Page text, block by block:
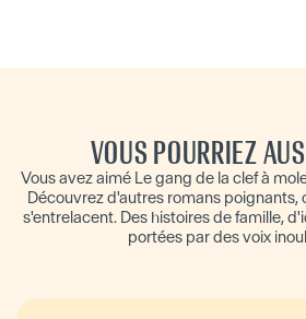
VOUS POURRIEZ
Vous avez aimé Le gang de la clef à
Découvrez d'autres romans poignants,
s'entrelacent. Des histoires de famille,
portées par des voix